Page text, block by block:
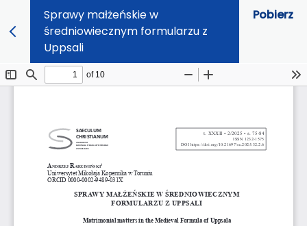
Sprawy małżeńskie w
średniowiecznym formularzu z
Uppsali
Pobierz